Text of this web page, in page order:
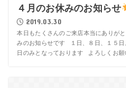
４月のお休みのお知らせ
2019.03.30
本日もたくさんのご来店本当にありが
みのお知らせです １日、８日、１５
日のみとなっております よろしくお願